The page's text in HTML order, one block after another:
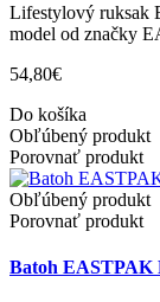
Lifestylový ruksak
model od značky
54,80€
Do košíka
Obľúbený produkt
Porovnať produkt
Obľúbený produkt
Porovnať produkt
Batoh EASTPAK